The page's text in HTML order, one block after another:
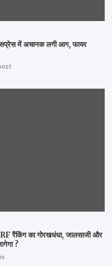
में अचानक लगी आग, फायर
का गोरखधंधा, जालसाजी और
?